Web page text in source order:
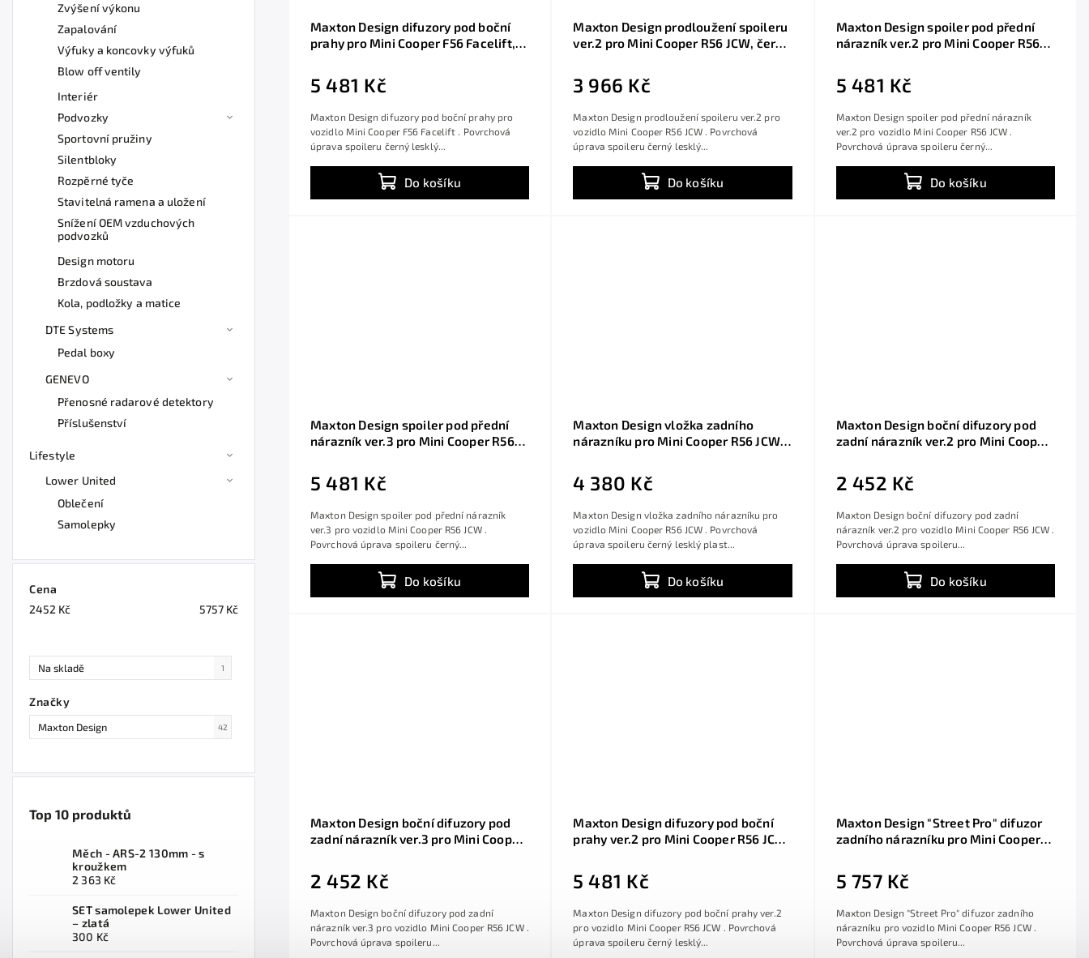
Zvýšení výkonu
Zapalování
Výfuky a koncovky výfuků
Blow off ventily
Interiér
Podvozky
Sportovní pružiny
Silentbloky
Rozpěrné tyče
Stavitelná ramena a uložení
Snížení OEM vzduchových
podvozků
Design motoru
Brzdová soustava
Kola, podložky a matice
DTE Systems
Pedal boxy
GENEVO
Přenosné radarové detektory
Příslušenství
Lifestyle
Lower United
Oblečení
Samolepky
Cena
2452 Kč 5757 Kč
Na skladě 1
Značky
Maxton Design 42
Top 10 produktů
Měch - ARS-2 130mm - s
kroužkem
2 363 Kč
SET samolepek Lower United
– zlatá
300 Kč
Maxton Design difuzory pod boční
prahy pro Mini Cooper F56 Facelift,
5 481 Kč
Do košíku
Maxton Design difuzory pod boční prahy pro
vozidlo Mini Cooper F56 Facelift . Povrchová
úprava spoileru černý lesklý...
Maxton Design prodloužení spoileru
ver.2 pro Mini Cooper R56 JCW, černý
3 966 Kč
Do košíku
Maxton Design prodloužení spoileru ver.2 pro
vozidlo Mini Cooper R56 JCW . Povrchová
úprava spoileru černý lesklý...
Maxton Design spoiler pod přední
nárazník ver.2 pro Mini Cooper R56
5 481 Kč
Do košíku
Maxton Design spoiler pod přední nárazník
ver.2 pro vozidlo Mini Cooper R56 JCW .
Povrchová úprava spoileru černý...
Maxton Design spoiler pod přední
nárazník ver.3 pro Mini Cooper R56
5 481 Kč
Do košíku
Maxton Design spoiler pod přední nárazník
ver.3 pro vozidlo Mini Cooper R56 JCW .
Povrchová úprava spoileru černý...
Maxton Design vložka zadního
nárazníku pro Mini Cooper R56 JCW,
4 380 Kč
Do košíku
Maxton Design vložka zadního nárazníku pro
vozidlo Mini Cooper R56 JCW . Povrchová
úprava spoileru černý lesklý plast...
Maxton Design boční difuzory pod
zadní nárazník ver.2 pro Mini Cooper
2 452 Kč
Do košíku
Maxton Design boční difuzory pod zadní
nárazník ver.2 pro vozidlo Mini Cooper R56 JCW .
Povrchová úprava spoileru...
Maxton Design boční difuzory pod
zadní nárazník ver.3 pro Mini Cooper
2 452 Kč
Maxton Design boční difuzory pod zadní
nárazník ver.3 pro vozidlo Mini Cooper R56 JCW .
Povrchová úprava spoileru...
Maxton Design difuzory pod boční
prahy ver.2 pro Mini Cooper R56 JCW,
5 481 Kč
Maxton Design difuzory pod boční prahy ver.2
pro vozidlo Mini Cooper R56 JCW . Povrchová
úprava spoileru černý lesklý...
Maxton Design "Street Pro" difuzor
zadního nárazníku pro Mini Cooper
úpravy, s černou a červenou linkou
5 757 Kč
Maxton Design "Street Pro" difuzor zadního
nárazníku pro vozidlo Mini Cooper R56 JCW .
Povrchová úprava spoileru...